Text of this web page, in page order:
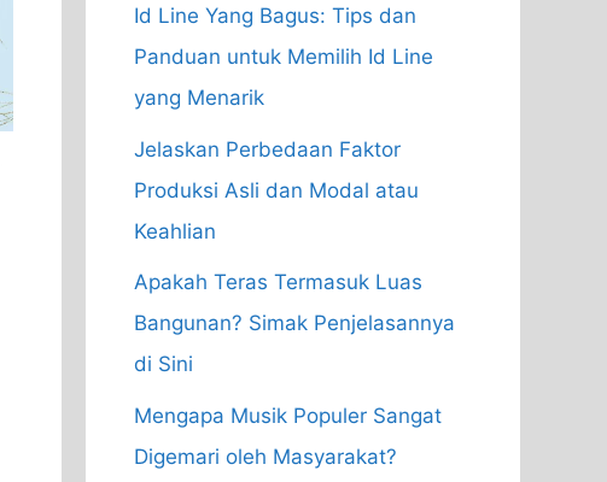
Id Line Yang Bagus: Tips dan
Panduan untuk Memilih Id Line
yang Menarik
Jelaskan Perbedaan Faktor
Produksi Asli dan Modal atau
Keahlian
Apakah Teras Termasuk Luas
Bangunan? Simak Penjelasannya
di Sini
Mengapa Musik Populer Sangat
Digemari oleh Masyarakat?